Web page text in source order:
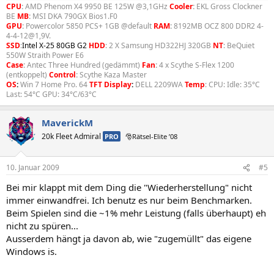
CPU:AMD Phenom X4 9950 BE 125W @3,1GHz Cooler: EKL Gross Clockner
BE MB: MSI DKA 790GX Bios1.F0
GPU: Powercolor 5850 PCS+ 1GB @default RAM:8192MB OCZ 800 DDR2 4-
4-4-12@1,9V.
SSD:Intel X-25 80GB G2 HDD: 2 X Samsung HD322HJ 320GB NT: BeQuiet
550W Straith Power E6
Case:Antec Three Hundred (gedämmt) Fan:4 x Scythe S-Flex 1200
(entkoppelt) Control:Scythe Kaza Master
OS:Win 7 Home Pro. 64TFT Display: DELL 2209WATemp: CPU: Idle: 35°C
Last: 54°C GPU: 34°C/63°C
MaverickM
20k Fleet Admiral PRO 🎅Rätsel-Elite ’08
10. Januar 2009 #5
Bei mir klappt mit dem Ding die "Wiederherstellung" nicht
immer einwandfrei. Ich benutz es nur beim Benchmarken.
Beim Spielen sind die ~1% mehr Leistung (falls überhaupt) eh
nicht zu spüren...
Ausserdem hängt ja davon ab, wie "zugemüllt" das eigene
Windows is.